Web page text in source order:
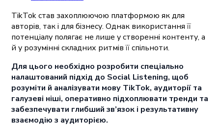
TikTok став захоплюючою платформою як для
авторів, так і для бізнесу. Однак використання її
потенціалу полягає не лише у створенні контенту, а
й у розумінні складних ритмів її спільноти.
Для цього необхідно розробити спеціально
налаштований підхід до Social Listening, щоб
розуміти й аналізувати мову TikTok, аудиторії та
галузеві ніші, оперативно підхоплювати тренди та
забезпечувати глибший зв’язок і результативну
взаємодію з аудиторією.